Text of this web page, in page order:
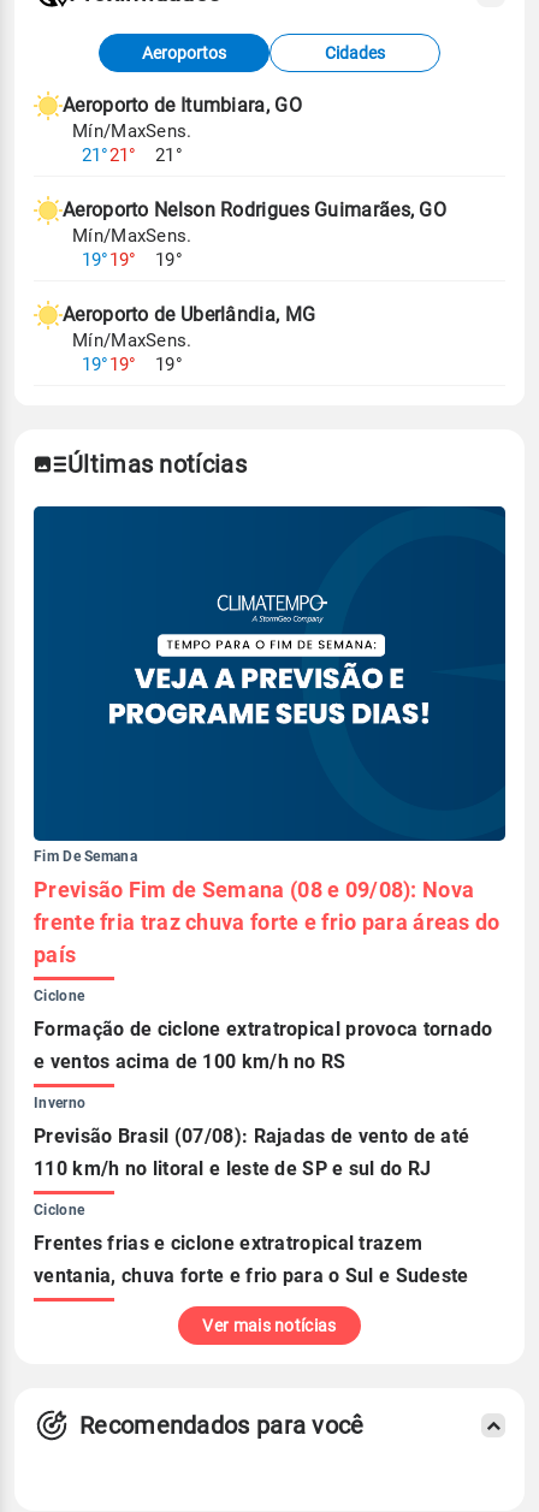
Fonte: dados combinados de estações
meteorológicas e satélite do Centro de Previsão
de Tempo e Estudos Climáticos (CPTEC).
Para obter mais informações sobre os dados
Aeroportos Cidades
Aeroporto de Itumbiara, GO
Mín/Max
21°21°
Sens.
21°
Aeroporto Nelson Rodrigues Guimarães, GO
Mín/Max
19°19°
Sens.
19°
Aeroporto de Uberlândia, MG
Mín/Max
19°19°
Sens.
19°
Últimas notícias
Fim De Semana
Previsão Fim de Semana (08 e 09/08): Nova
frente fria traz chuva forte e frio para áreas do
país
Ciclone
Formação de ciclone extratropical provoca tornado
e ventos acima de 100 km/h no RS
Inverno
Previsão Brasil (07/08): Rajadas de vento de até
110 km/h no litoral e leste de SP e sul do RJ
Ciclone
Frentes frias e ciclone extratropical trazem
ventania, chuva forte e frio para o Sul e Sudeste
Ver mais notícias
Recomendados para você